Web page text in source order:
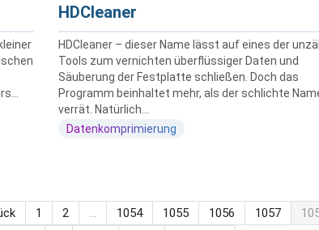
HDCleaner
HDCleaner – dieser Name lässt auf eines der
Tools zum vernichten überflüssiger Daten und
Säuberung der Festplatte schließen. Doch das
Programm beinhaltet mehr, als der schlichte
verrät. Natürlich...
Datenkomprimierung
1 2 … 1054 1055 1056 1057